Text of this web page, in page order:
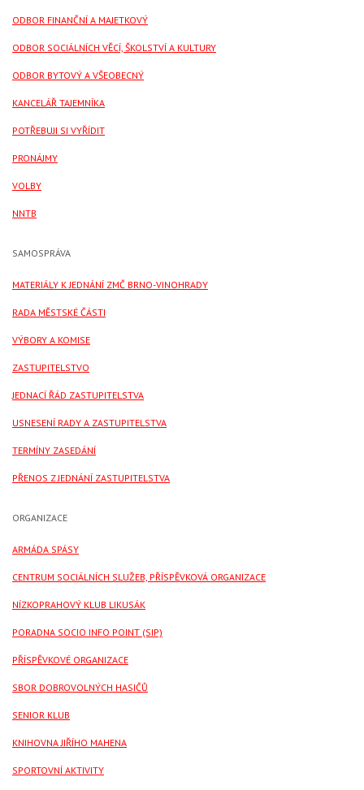
ODBOR FINANČNÍ A MAJETKOVÝ
ODBOR SOCIÁLNÍCH VĚCÍ, ŠKOLSTVÍ A KULTURY
ODBOR BYTOVÝ A VŠEOBECNÝ
KANCELÁŘ TAJEMNÍKA
POTŘEBUJI SI VYŘÍDIT
PRONÁJMY
VOLBY
NNTB
SAMOSPRÁVA
MATERIÁLY K JEDNÁNÍ ZMČ BRNO-VINOHRADY
RADA MĚSTSKÉ ČÁSTI
VÝBORY A KOMISE
ZASTUPITELSTVO
JEDNACÍ ŘÁD ZASTUPITELSTVA
USNESENÍ RADY A ZASTUPITELSTVA
TERMÍNY ZASEDÁNÍ
PŘENOS Z JEDNÁNÍ ZASTUPITELSTVA
ORGANIZACE
ARMÁDA SPÁSY
CENTRUM SOCIÁLNÍCH SLUŽEB, PŘÍSPĚVKOVÁ ORGANIZACE
NÍZKOPRAHOVÝ KLUB LIKUSÁK
PORADNA SOCIO INFO POINT (SIP)
PŘÍSPĚVKOVÉ ORGANIZACE
SBOR DOBROVOLNÝCH HASIČŮ
SENIOR KLUB
KNIHOVNA JIŘÍHO MAHENA
SPORTOVNÍ AKTIVITY